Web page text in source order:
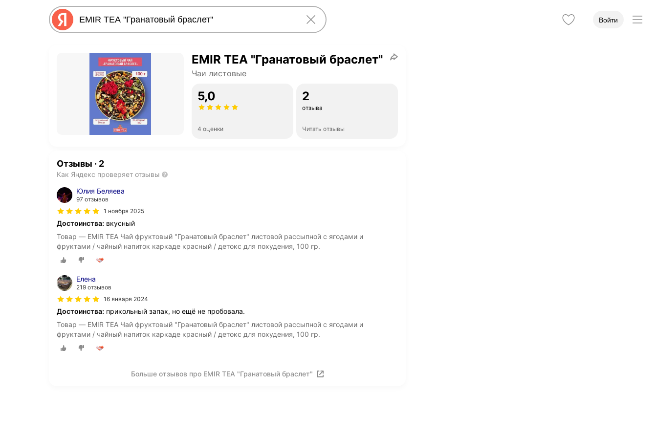
Войти
EMIR TEA "Гранатовый браслет"
Чаи листовые
5,0
4 оценки
2
отзыва
Читать отзывы
Отзывы · 2
Как Яндекс проверяет отзывы
Юлия Беляева
97 отзывов
1 ноября 2025
Достоинства: вкусный
Товар — EMIR TEA Чай фруктовый "Гранатовый браслет" листовой рассыпной с ягодами и
фруктами / чайный напиток каркаде красный / детокс для похудения, 100 гр.
Елена
219 отзывов
16 января 2024
Достоинства: прикольный запах, но ещё не пробовала.
Товар — EMIR TEA Чай фруктовый "Гранатовый браслет" листовой рассыпной с ягодами и
фруктами / чайный напиток каркаде красный / детокс для похудения, 100 гр.
Больше отзывов про EMIR TEA "Гранатовый браслет"